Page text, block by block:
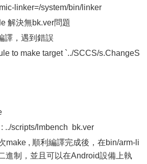
linker=/system/bin/linker
解決無bk.ver問題
譯，遇到錯誤
to make target `../SCCS/s.ChangeS
../scripts/lmbench bk.ver
make , 順利編譯完成後，在bin/arm-li
進制，並且可以在Android設備上執